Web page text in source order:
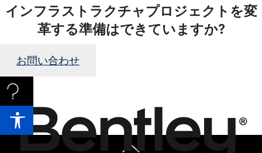
インフラストラクチャプロジェクトを変
革する準備はできていますか?
お問い合わせ